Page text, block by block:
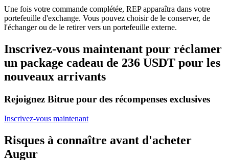
Partenaires Bitrue
Une fois votre commande complétée, REP apparaîtra dans votre
portefeuille d'exchange. Vous pouvez choisir de le conserver, de
l'échanger ou de le retirer vers un portefeuille externe.
Inscrivez-vous maintenant pour réclamer
un package cadeau de 236 USDT pour les
nouveaux arrivants
Rejoignez Bitrue pour des récompenses exclusives
Inscrivez-vous maintenant
Risques à connaître avant d'acheter
Augur